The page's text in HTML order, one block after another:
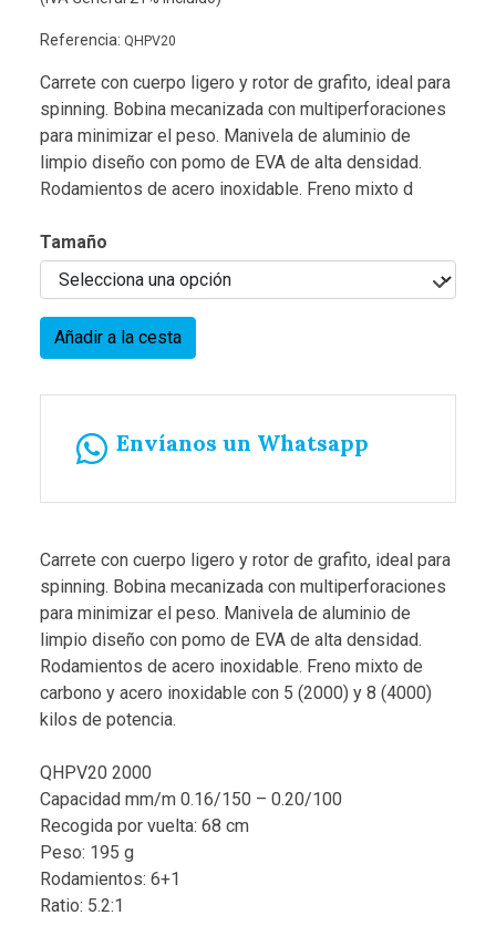
Referencia: QHPV20
Carrete con cuerpo ligero y rotor de grafito, ideal para
spinning. Bobina mecanizada con multiperforaciones
para minimizar el peso. Manivela de aluminio de
limpio diseño con pomo de EVA de alta densidad.
Rodamientos de acero inoxidable. Freno mixto d
Tamaño
Añadir a la cesta
Envíanos un Whatsapp
Carrete con cuerpo ligero y rotor de grafito, ideal para
spinning. Bobina mecanizada con multiperforaciones
para minimizar el peso. Manivela de aluminio de
limpio diseño con pomo de EVA de alta densidad.
Rodamientos de acero inoxidable. Freno mixto de
carbono y acero inoxidable con 5 (2000) y 8 (4000)
kilos de potencia.
QHPV20 2000
Capacidad mm/m 0.16/150 – 0.20/100
Recogida por vuelta: 68 cm
Peso: 195 g
Rodamientos: 6+1
Ratio: 5.2:1